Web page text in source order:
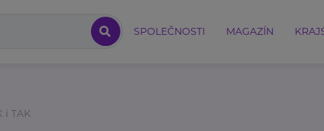
SPOLEČNOSTI MAGAZÍN
i TAK